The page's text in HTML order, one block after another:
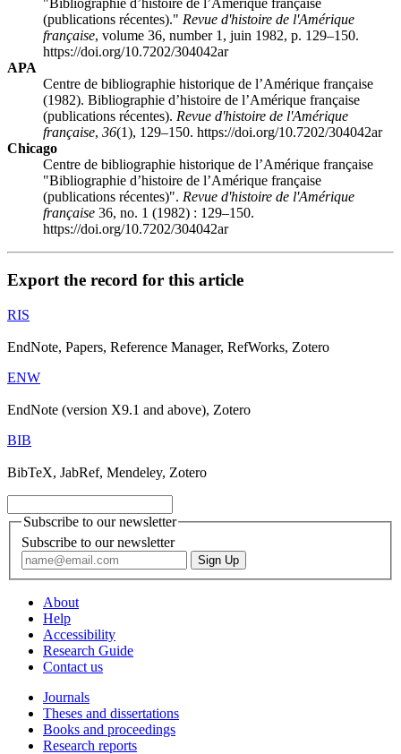
"Bibliographie d’histoire de l’Amérique française
(publications récentes)." Revue d'histoire de l'Amérique
française, volume 36, number 1, juin 1982, p. 129–150.
https://doi.org/10.7202/304042ar
APA
Centre de bibliographie historique de l’Amérique française
(1982). Bibliographie d’histoire de l’Amérique française
(publications récentes). Revue d'histoire de l'Amérique
française, 36(1), 129–150. https://doi.org/10.7202/304042ar
Chicago
Centre de bibliographie historique de l’Amérique française
"Bibliographie d’histoire de l’Amérique française
(publications récentes)". Revue d'histoire de l'Amérique
française 36, no. 1 (1982) : 129–150.
https://doi.org/10.7202/304042ar
Export the record for this article
RIS
EndNote, Papers, Reference Manager, RefWorks, Zotero
ENW
EndNote (version X9.1 and above), Zotero
BIB
BibTeX, JabRef, Mendeley, Zotero
Subscribe to our newsletter
Subscribe to our newsletter
About
Help
Accessibility
Research Guide
Contact us
Journals
Theses and dissertations
Books and proceedings
Research reports